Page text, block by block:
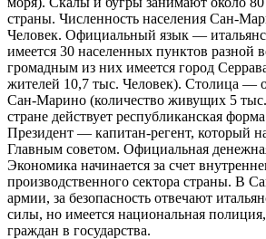
страны. Численность населения Сан-
Человек. Официальный язык —
имеется 30 населенных пунктов
громадным из них имеется город
жителей 10,7 тыс. Человек). Столица —
Сан-Марино (количество живущих 5
стране действует республиканская
Президент — капитан-регент, который
Главным советом. Официальная
Экономика начинается за счет
производственного сектора страны. В
армии, за безопасность отвечают
силы, но имеется национальная
граждан в государства.